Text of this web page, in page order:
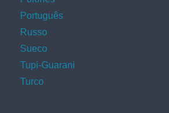
Português
Russo
Sueco
Tupi-Guarani
Turco